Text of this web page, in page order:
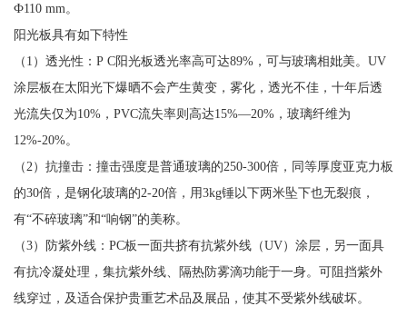
Ф110 mm。
阳光板具有如下特性
（1）透光性：P C阳光板透光率高可达89%，可与玻璃相妣美。UV
涂层板在太阳光下爆晒不会产生黄变，雾化，透光不佳，十年后透
光流失仅为10%，PVC流失率则高达15%—20%，玻璃纤维为
12%-20%。
（2）抗撞击：撞击强度是普通玻璃的250-300倍，同等厚度亚克力板
的30倍，是钢化玻璃的2-20倍，用3kg锤以下两米坠下也无裂痕，
有“不碎玻璃”和“响钢”的美称。
（3）防紫外线：PC板一面共挤有抗紫外线（UV）涂层，另一面具
有抗冷凝处理，集抗紫外线、隔热防雾滴功能于一身。可阻挡紫外
线穿过，及适合保护贵重艺术品及展品，使其不受紫外线破坏。